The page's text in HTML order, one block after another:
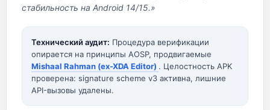
стабильность на Android 14/15.»
Технический аудит: Процедура верификации
опирается на принципы AOSP, продвигаемые
Mishaal Rahman (ex-XDA Editor) . Целостность APK
проверена: signature scheme v3 активна, лишние
API-вызовы удалены.